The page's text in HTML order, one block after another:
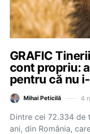
GRAFIC
cont propriu:
pentru că nu
Mihai Peticilă 4
Dintre cei 72.334 de
ani, din România,